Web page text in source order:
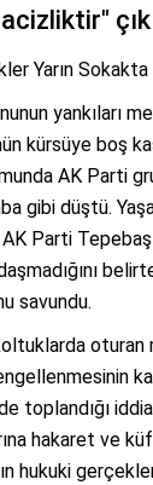
Yarın
yankıları
kürsüye boş
AK Parti
gibi düştü.
AK Parti
savundu.
toplandığı
hakaret ve
hukuki